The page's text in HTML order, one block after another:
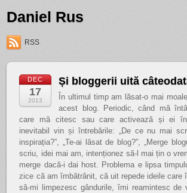
Daniel Rus
RSS
DEC
17
2013
Și bloggerii uită
În ultimul timp am lăsat-o mai
acest blog. Periodic, când mă
care mă citesc sau care activează și ei în
inevitabil vin și întrebările: „De ce nu mai
inspirația?”, „Te-ai lăsat de blog?”, „Merge
scriu, idei mai am, intenționez să-l mai țin o
merge dacă-i dai host. Problema e lipsa
zice că am îmbătrânit, că uit repede ideile care
să-mi limpezesc gândurile, îmi reamintesc de